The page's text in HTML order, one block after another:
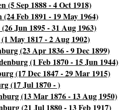
(5 Sep 1888 - 4 Oct 1918)
Feb 1891 - 19 May 1964)
Jun 1895 - 31 Aug 1963)
May 1817 - 2 Aug 1902)
(23 Apr 1836 - 9 Dec 1899)
(1 Feb 1870 - 15 Jun 1944)
(17 Dec 1847 - 29 Mar 1915)
(17 Jul 1870 - )
(13 Mar 1876 - 13 Aug 1950)
(21 Jul 1880 - 13 Feb 1917)